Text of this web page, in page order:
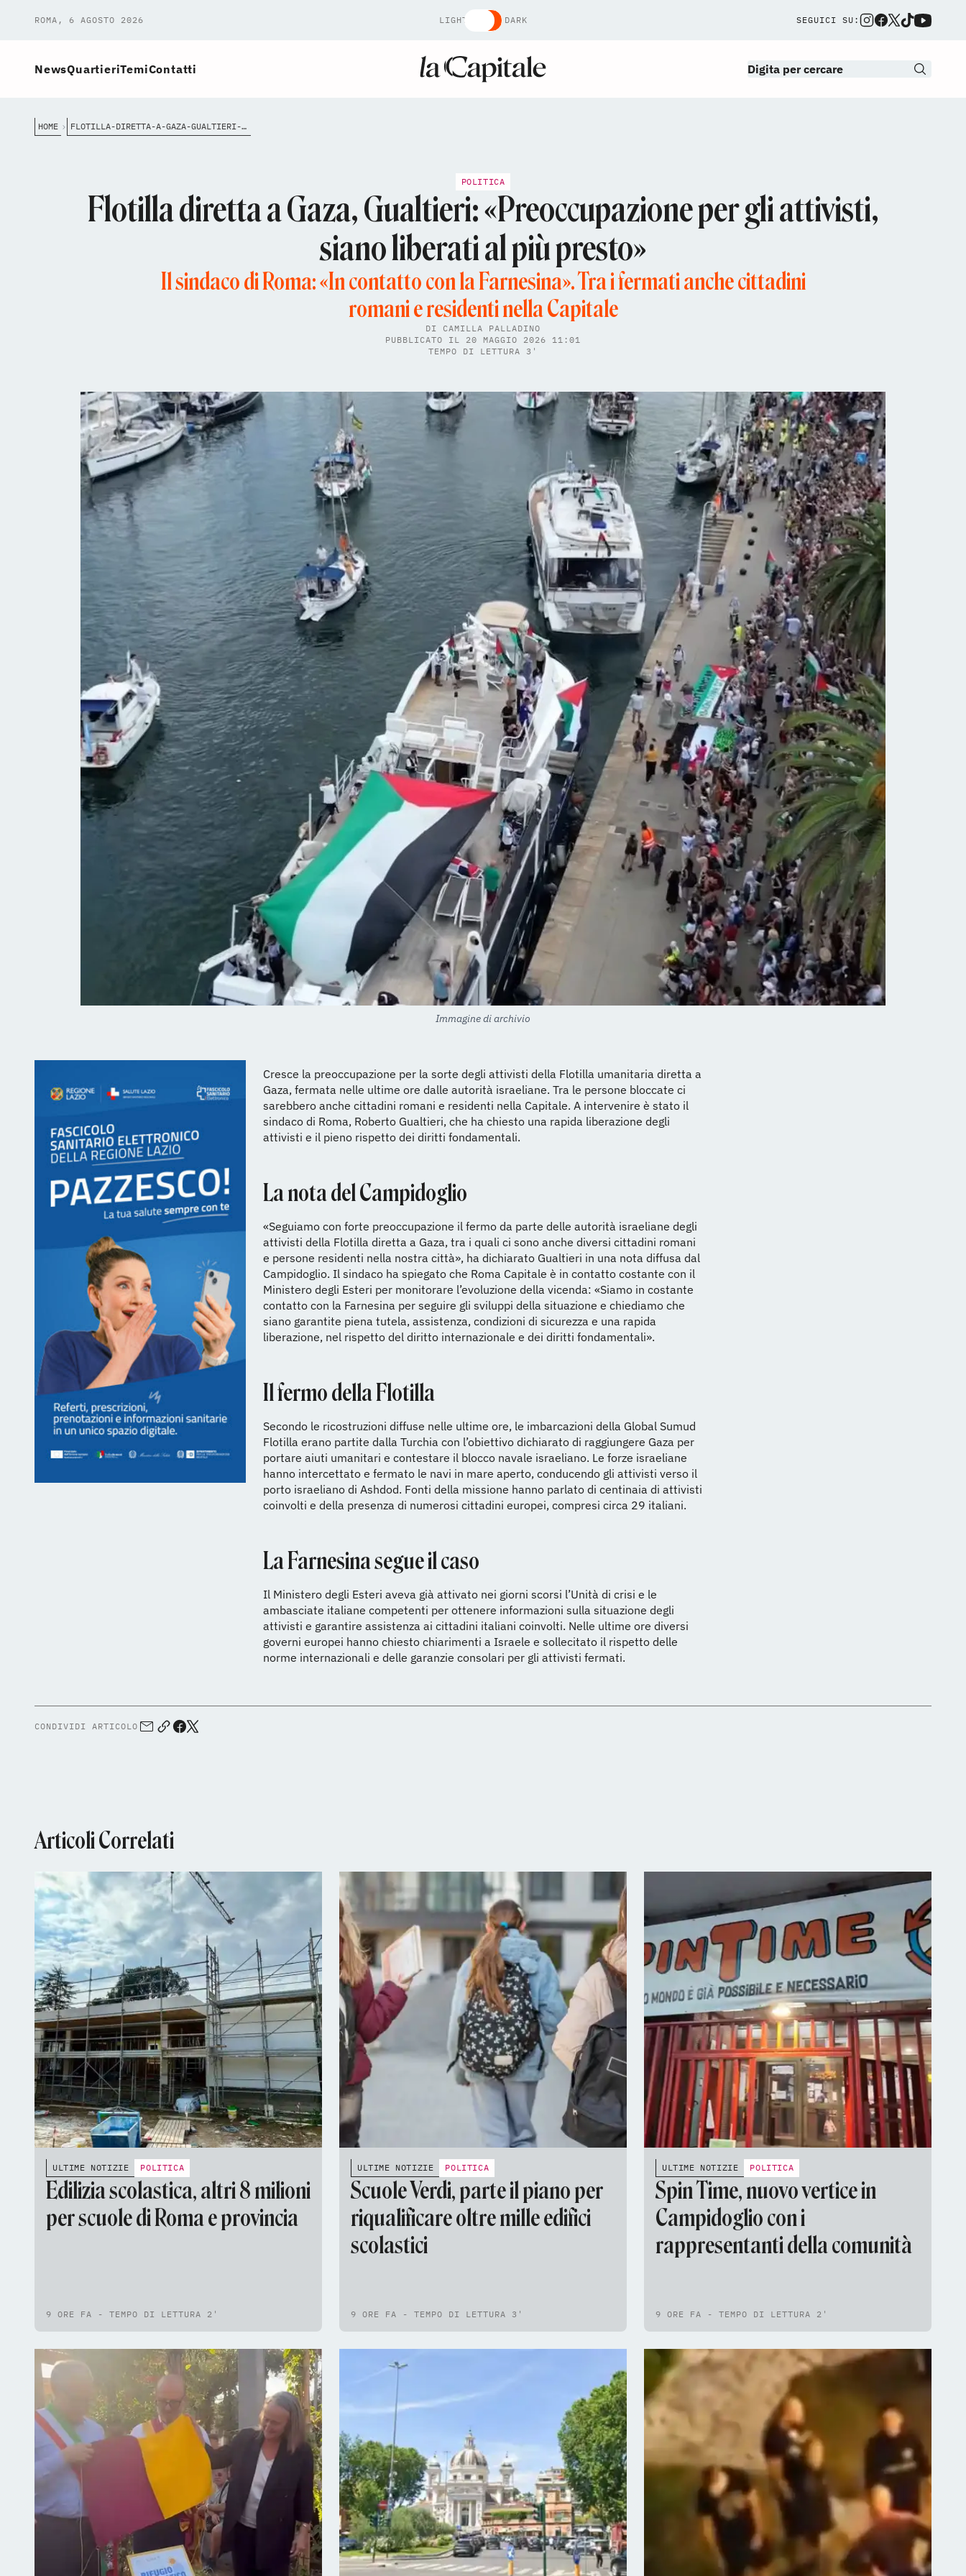
ROMA, 6 AGOSTO 2026 LIGHT DARK SEGUICI SU:
NewsQuartieriTemiContatti
HOME FLOTILLA-DIRETTA-A-GAZA-GUALTIERI-PREOCCUPAZIONE-PER-GLI-ATTIVISTI-SIANO-LIBERATI-AL-PI%C3%B9-PRESTO
POLITICA
Flotilla diretta a Gaza, Gualtieri: «Preoccupazione per gli attivisti,
siano liberati al più presto»
Il sindaco di Roma: «In contatto con la Farnesina». Tra i fermati anche cittadini
romani e residenti nella Capitale
DI CAMILLA PALLADINO
PUBBLICATO IL 20 MAGGIO 2026 11:01
TEMPO DI LETTURA 3'
Immagine di archivio
Cresce la preoccupazione per la sorte degli attivisti della Flotilla umanitaria diretta a
Gaza, fermata nelle ultime ore dalle autorità israeliane. Tra le persone bloccate ci
sarebbero anche cittadini romani e residenti nella Capitale. A intervenire è stato il
sindaco di Roma, Roberto Gualtieri, che ha chiesto una rapida liberazione degli
attivisti e il pieno rispetto dei diritti fondamentali.
La nota del Campidoglio
«Seguiamo con forte preoccupazione il fermo da parte delle autorità israeliane degli
attivisti della Flotilla diretta a Gaza, tra i quali ci sono anche diversi cittadini romani
e persone residenti nella nostra città», ha dichiarato Gualtieri in una nota diffusa dal
Campidoglio. Il sindaco ha spiegato che Roma Capitale è in contatto costante con il
Ministero degli Esteri per monitorare l’evoluzione della vicenda: «Siamo in costante
contatto con la Farnesina per seguire gli sviluppi della situazione e chiediamo che
siano garantite piena tutela, assistenza, condizioni di sicurezza e una rapida
liberazione, nel rispetto del diritto internazionale e dei diritti fondamentali».
Il fermo della Flotilla
Secondo le ricostruzioni diffuse nelle ultime ore, le imbarcazioni della Global Sumud
Flotilla erano partite dalla Turchia con l’obiettivo dichiarato di raggiungere Gaza per
portare aiuti umanitari e contestare il blocco navale israeliano. Le forze israeliane
hanno intercettato e fermato le navi in mare aperto, conducendo gli attivisti verso il
porto israeliano di Ashdod. Fonti della missione hanno parlato di centinaia di attivisti
coinvolti e della presenza di numerosi cittadini europei, compresi circa 29 italiani.
La Farnesina segue il caso
Il Ministero degli Esteri aveva già attivato nei giorni scorsi l’Unità di crisi e le
ambasciate italiane competenti per ottenere informazioni sulla situazione degli
attivisti e garantire assistenza ai cittadini italiani coinvolti. Nelle ultime ore diversi
governi europei hanno chiesto chiarimenti a Israele e sollecitato il rispetto delle
norme internazionali e delle garanzie consolari per gli attivisti fermati.
CONDIVIDI ARTICOLO
Articoli Correlati
ULTIME NOTIZIE POLITICA
Edilizia scolastica, altri 8 milioni
per scuole di Roma e provincia
9 ORE FA - TEMPO DI LETTURA 2'
ULTIME NOTIZIE POLITICA
Scuole Verdi, parte il piano per
riqualificare oltre mille edifici
scolastici
9 ORE FA - TEMPO DI LETTURA 3'
ULTIME NOTIZIE POLITICA
Spin Time, nuovo vertice in
Campidoglio con i
rappresentanti della comunità
9 ORE FA - TEMPO DI LETTURA 2'